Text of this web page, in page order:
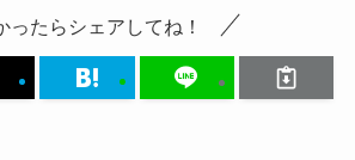
ったらシェアしてね！